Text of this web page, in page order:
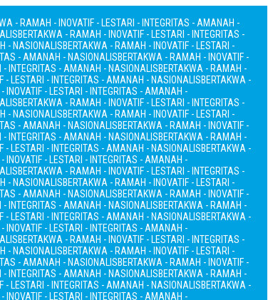
- RAMAH - INOVATIF - LESTARI - INTEGRITAS - AMANAH -
BERTAKWA - RAMAH - INOVATIF - LESTARI - INTEGRITAS -
- NASIONALISBERTAKWA - RAMAH - INOVATIF - LESTARI -
- AMANAH - NASIONALISBERTAKWA - RAMAH - INOVATIF -
- INTEGRITAS - AMANAH - NASIONALISBERTAKWA - RAMAH -
- LESTARI - INTEGRITAS - AMANAH - NASIONALISBERTAKWA -
INOVATIF - LESTARI - INTEGRITAS - AMANAH -
BERTAKWA - RAMAH - INOVATIF - LESTARI - INTEGRITAS -
- NASIONALISBERTAKWA - RAMAH - INOVATIF - LESTARI -
- AMANAH - NASIONALISBERTAKWA - RAMAH - INOVATIF -
- INTEGRITAS - AMANAH - NASIONALISBERTAKWA - RAMAH -
- LESTARI - INTEGRITAS - AMANAH - NASIONALISBERTAKWA -
INOVATIF - LESTARI - INTEGRITAS - AMANAH -
BERTAKWA - RAMAH - INOVATIF - LESTARI - INTEGRITAS -
- NASIONALISBERTAKWA - RAMAH - INOVATIF - LESTARI -
- AMANAH - NASIONALISBERTAKWA - RAMAH - INOVATIF -
- INTEGRITAS - AMANAH - NASIONALISBERTAKWA - RAMAH -
- LESTARI - INTEGRITAS - AMANAH - NASIONALISBERTAKWA -
INOVATIF - LESTARI - INTEGRITAS - AMANAH -
BERTAKWA - RAMAH - INOVATIF - LESTARI - INTEGRITAS -
- NASIONALISBERTAKWA - RAMAH - INOVATIF - LESTARI -
- AMANAH - NASIONALISBERTAKWA - RAMAH - INOVATIF -
- INTEGRITAS - AMANAH - NASIONALISBERTAKWA - RAMAH -
- LESTARI - INTEGRITAS - AMANAH - NASIONALISBERTAKWA -
INOVATIF - LESTARI - INTEGRITAS - AMANAH -